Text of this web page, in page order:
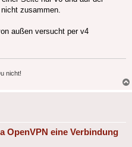
zusammen.
außen versucht per v4
nicht!
OpenVPN eine Verbindung